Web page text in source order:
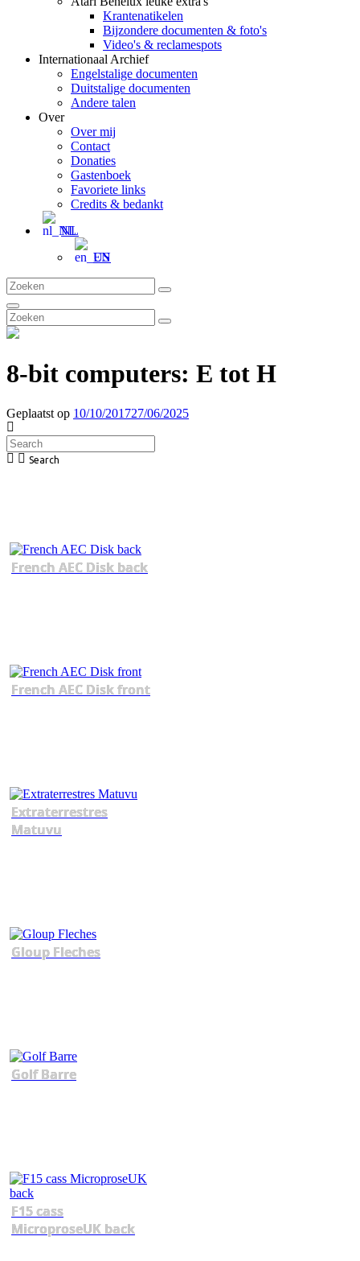
Krantenatikelen
Bijzondere documenten & foto's
Video's & reclamespots
Internationaal Archief
Engelstalige documenten
Duitstalige documenten
Andere talen
Over
Over mij
Contact
Donaties
Gastenboek
Favoriete links
Credits & bedankt
NL
EN
Zoeken
naar:
Zoeken
Zoeken
Zoeken
naar:
Zoeken
8-bit computers: E tot H
Geplaatst op 10/10/201727/06/2025
Search
French AEC Disk back
French AEC Disk front
Extraterrestres
Matuvu
Gloup Fleches
Golf Barre
F15 cass
MicroproseUK back